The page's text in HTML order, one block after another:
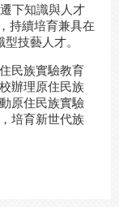
下知識與人才
持續培育兼具在
技藝人才。
民族實驗教育
辦理原住民族
原住民族實驗
培育新世代族